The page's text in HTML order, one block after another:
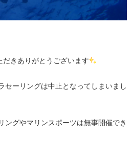
きありがとうございます
セーリングは中止となってしまいまし
ングやマリンスポーツは無事開催でき